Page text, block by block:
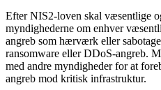
Efter NIS2-loven skal væsentlige
myndighederne om enhver
angreb som hærværk eller
ransomware eller DDoS-angreb.
med andre myndigheder for at
angreb mod kritisk infrastruktur.